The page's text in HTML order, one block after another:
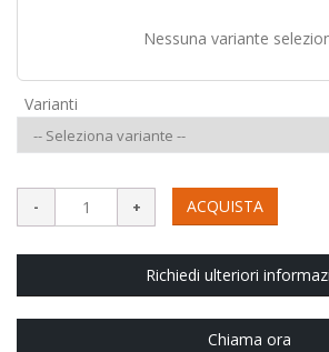
Nessuna variante
Varianti
ACQUISTA
Richiedi ulteriori
Chiama ora